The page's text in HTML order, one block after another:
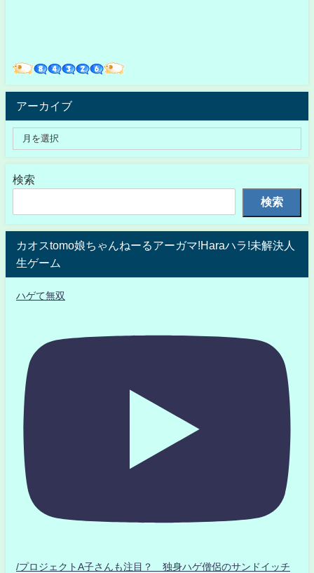
アーカイブ
検索
検索
カオスtomo娘ちゃんねーるアーガマ!Haraハラ!未解決人
生ゲーム
ハゲて無双
/プロジェクトA子さんも注目？ 独身ハゲ僧侶のサンドイッチ